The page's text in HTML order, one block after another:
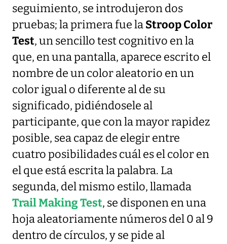
seguimiento, se introdujeron dos
pruebas; la primera fue laStroop Color
Test, un sencillo test cognitivo en la
que, en una pantalla, aparece escrito el
nombre de un color aleatorio en un
color igual o diferente al de su
significado, pidiéndosele al
participante, que con la mayor rapidez
posible, sea capaz de elegir entre
cuatro posibilidades cuál es el color en
el que está escrita la palabra. La
segunda, del mismo estilo, llamada
Trail Making Test, se disponen en una
hoja aleatoriamente números del 0 al 9
dentro de círculos, y se pide al